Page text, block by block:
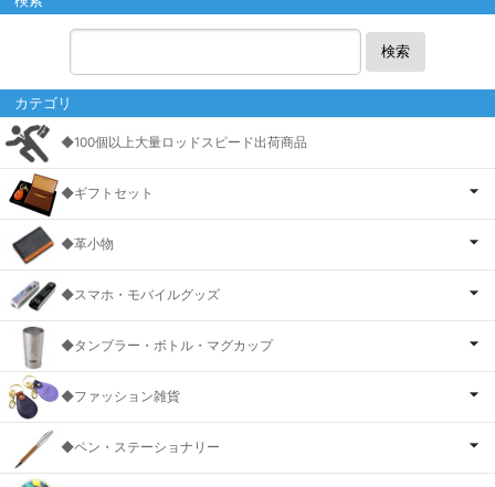
検索
カテゴリ
◆100個以上大量ロッドスピード出荷商品
◆ギフトセット
◆革小物
◆スマホ・モバイルグッズ
◆タンブラー・ボトル・マグカップ
◆ファッション雑貨
◆ペン・ステーショナリー